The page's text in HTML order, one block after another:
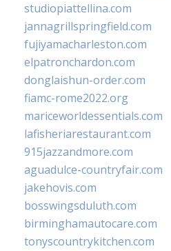
studiopiattellina.com
jannagrillspringfield.com
fujiyamacharleston.com
elpatronchardon.com
donglaishun-order.com
fiamc-rome2022.org
mariceworldessentials.com
lafisheriarestaurant.com
915jazzandmore.com
aguadulce-countryfair.com
jakehovis.com
bosswingsduluth.com
birminghamautocare.com
tonyscountrykitchen.com